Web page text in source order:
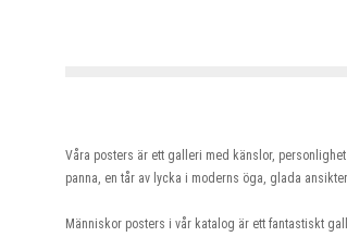
Våra posters är ett galleri med känslor,
panna, en tår av lycka i moderns öga, glada
Människor posters i vår katalog är ett fantastiskt